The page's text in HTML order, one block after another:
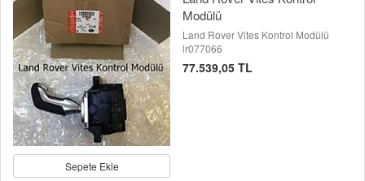
Sepete Ekle
Modülü
Land Rover Vites Kontrol Modülü
lr077066
77.539,05 TL